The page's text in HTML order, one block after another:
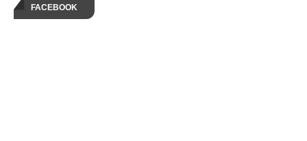
FACEBOOK